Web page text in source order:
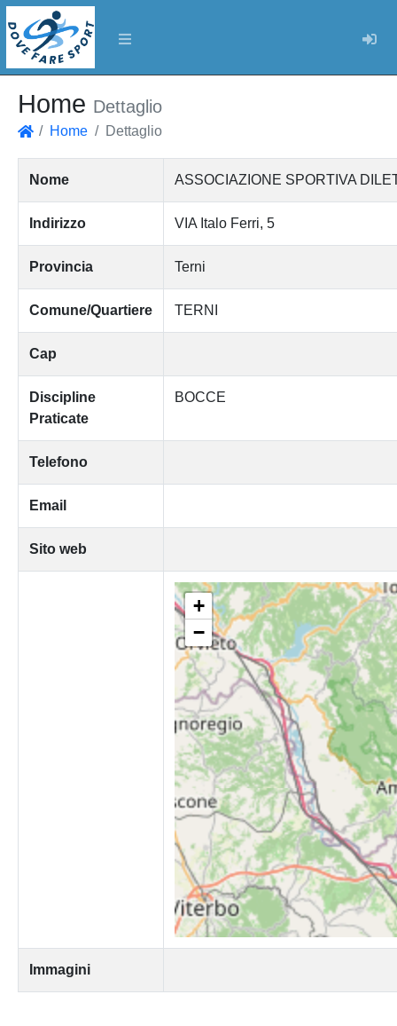
Home Dettaglio
Home Dettaglio
Nome ASSOCIAZIONE SPORTIVA
Indirizzo VIA Italo Ferri, 5
Provincia Terni
Comune/Quartiere TERNI
Cap
Discipline
Praticate
BOCCE
Telefono
Email
Sito web
+
−
Immagini